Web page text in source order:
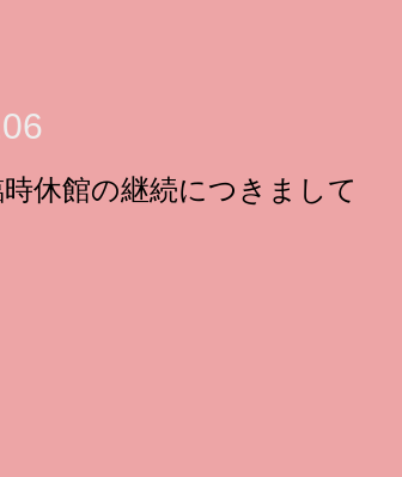
時休館の継続につきまして